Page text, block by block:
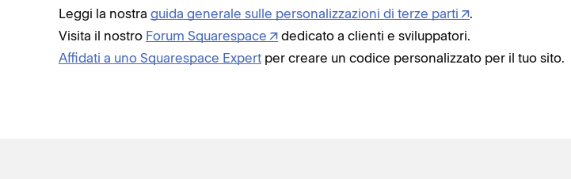
Leggi la nostra guida generale sulle personalizzazioni di terze parti
.
Visita il nostro Forum Squarespace
dedicato a clienti e sviluppatori.
Affidati a uno Squarespace Expert per creare un codice personalizzato per il tuo sito.